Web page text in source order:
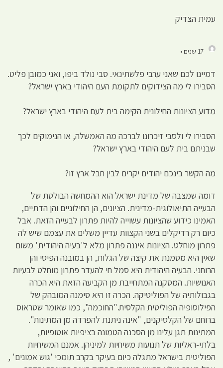
עמית הצדיק
17 שנים •
דמיינו לכם שאני ערבי פלשתינאי. סבי נולד ביפו, ואני כמובן פליט.
הסבירו לי מה הצידוקים לתקומת העם היהודי בארץ ישראל?
מדוע הציונות החילונית הקימה בית לעם היהודי בארץ ישראל?
הסבירו לי ולסבי זיכרונו לברכה מה האמשלה, או הנימוקים לכך
שבניתם בית לעם היהודי בארץ ישראל?
מה הקשר בינכם יהודים יקרים לבין חבל ארץ זו?
דומה שמצבה של מדינת ישראל הוא ההמחשה הבולטת של
הבעייה התיאולוגית-מדינית. הציונים, הן החילוניים והן הדתיים,
האמינו כידוע שהציונות עשוייה להיות פתרון לבעייה הזאת. אבל
כיום רק רדיקלים בשני הקצוות עדיין משלים את עצמם שיש לה
פתרון מוחלט. הציונות איננה פתרון מלא ל'בעיה היהודית' משום
שאין היא מסמנת את קיצה של הגלות, הן במובנה הפיסי והן
הרוחני. הבעיה היהודית היא סמל חי להעדר פתרון מוחלט לבעיות
האנושיות. המסקנה המתחייבת מן הקביעה הזאת היא הכרה
בגבולותיה של הפוליטיקה. הכרה זו היא סימנה המובהק של
הפילוסופיה הפוליטית הקלסית."החוכמה", כמו שאומר שטראוס
ברוחם של הקלסיקנים, "אינה ניתנת להפרדה מן המתינות".
המתינות תגן עלינו מן הסכנה הטמונה בציפיות אוטופיות,
בלתי-ראליות של תנועות משיחיות למיניהן. אמנם המשיחיות
הפוליטית בישראל מתגלה כיום בעיקר בקרב תומכי 'גוש אמונים' ,